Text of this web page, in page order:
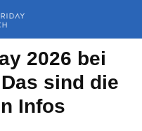
2026 bei
sind die
Infos